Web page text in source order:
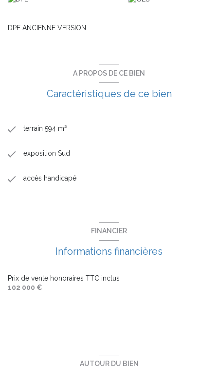
DPE ANCIENNE VERSION
A PROPOS DE CE BIEN
Caractéristiques de ce bien
terrain 594 m²
exposition Sud
accès handicapé
FINANCIER
Informations financières
Prix de vente honoraires TTC inclus
102 000 €
AUTOUR DU BIEN